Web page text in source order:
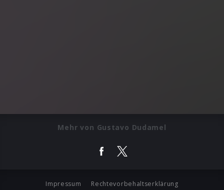
Mehr von Gustavo Dudamel
Impressum Rechtevorbehaltserklärung